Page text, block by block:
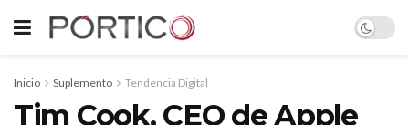
Inicio Suplemento Tendencia Digital
Tim Cook, CEO de Apple